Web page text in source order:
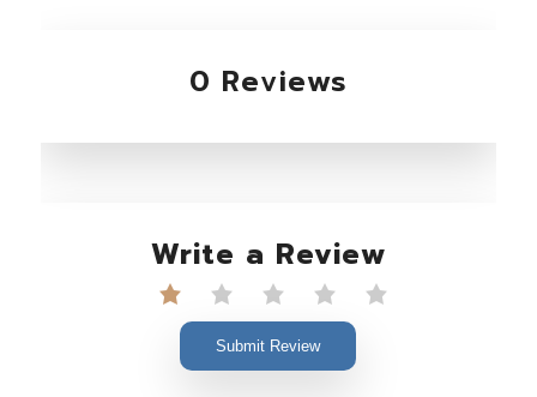
0 Reviews
Write a Review
Submit Review